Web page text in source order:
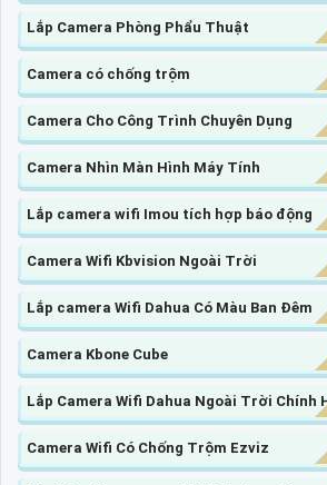
Lắp Camera Phòng Phẩu Thuật
Camera có chống trộm
Camera Cho Công Trình Chuyên Dụng
Camera Nhìn Màn Hình Máy Tính
Lắp camera wifi Imou tích hợp báo động
Camera Wifi Kbvision Ngoài Trời
Lắp camera Wifi Dahua Có Màu Ban Đêm
Camera Kbone Cube
Lắp Camera Wifi Dahua Ngoài Trời Chính
Camera Wifi Có Chống Trộm Ezviz